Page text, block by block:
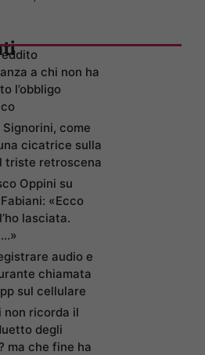
a chi non ha
l’obbligo
come
cicatrice sulla
triste retroscena
Oppini su
«Ecco
lasciata.
audio e
chiamata
sul cellulare
non ricorda il
degli
ma che fine ha